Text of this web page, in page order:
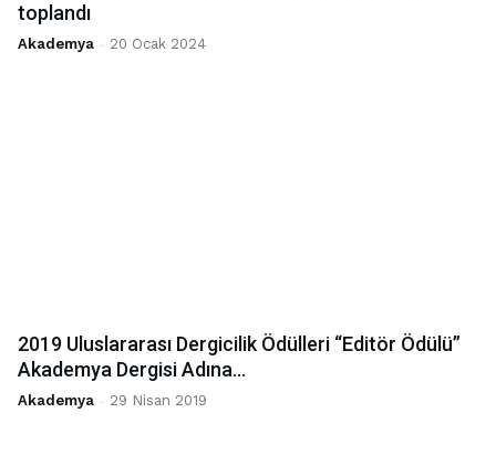
toplandı
Akademya - 20 Ocak 2024
2019 Uluslararası Dergicilik Ödülleri “Editör Ödülü”
Akademya Dergisi Adına...
Akademya - 29 Nisan 2019